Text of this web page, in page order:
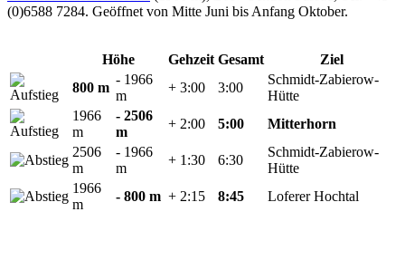
(0)6588 7284. Geöffnet von Mitte Juni bis Anfang Oktober.
Höhe Gehzeit Gesamt
Ziel
800 m
- 1966
m
+ 3:00 3:00
Schmidt-Zabierow-
Hütte
1966
m
- 2506
m
+ 2:00 5:00
Mitterhorn
2506
m
- 1966
m
+ 1:30 6:30
Schmidt-Zabierow-
Hütte
1966
m
- 800 m + 2:15 8:45 Loferer Hochtal